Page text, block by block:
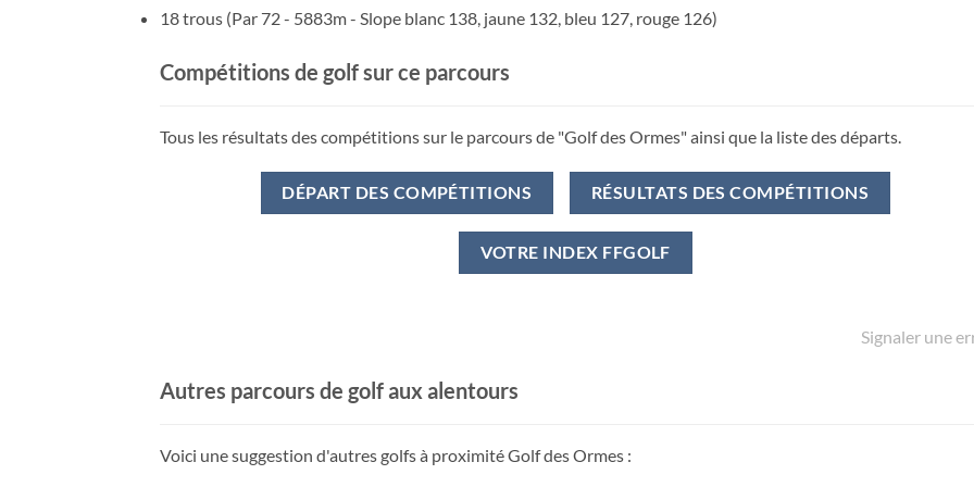
18 trous (Par 72 - 5883m - Slope blanc 138, jaune 132, bleu 127, rouge 126)
Compétitions de golf sur ce parcours
Tous les résultats des compétitions sur le parcours de "Golf des Ormes" ainsi que la liste des départs.
DÉPART DES COMPÉTITIONS RÉSULTATS DES COMPÉTITIONS
VOTRE INDEX FFGOLF
Signaler une
Autres parcours de golf aux alentours
Voici une suggestion d'autres golfs à proximité Golf des Ormes :